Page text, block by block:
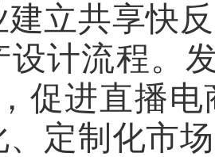
建立共享快
设计流程。
促进直播
、定制化市